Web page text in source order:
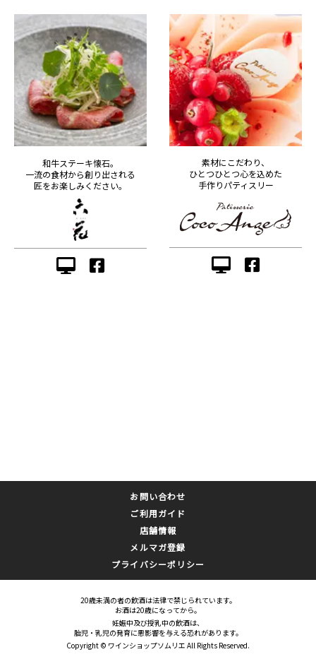
和牛ステーキ懐石。
一流の食材から創り出される
匠をお楽しみください。
素材にこだわり、
ひとつひとつ心を込めた
手作りパティスリー
お問い合わせ
ご利用ガイド
店舗情報
メルマガ登録
プライバシーポリシー
20歳未満の者の飲酒は法律で禁じられています。
お酒は20歳になってから。
妊娠中及び授乳中の飲酒は、
胎児・乳児の発育に悪影響を与える恐れがあります。
Copyright © ワインショップソムリエ All Rights Reserved.